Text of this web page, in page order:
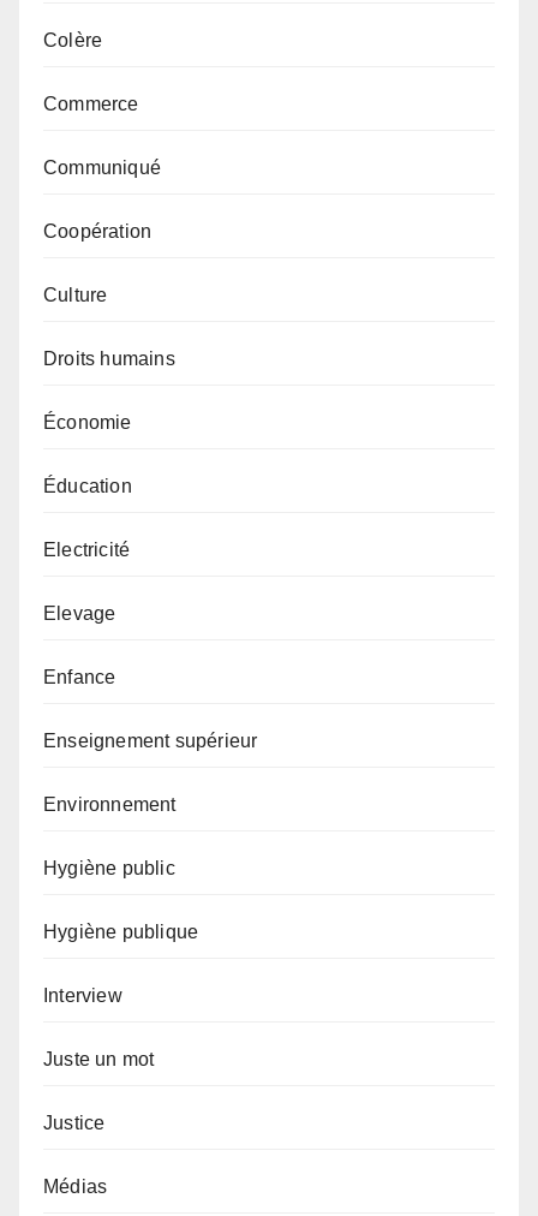
Colère
Commerce
Communiqué
Coopération
Culture
Droits humains
Économie
Éducation
Electricité
Elevage
Enfance
Enseignement supérieur
Environnement
Hygiène public
Hygiène publique
Interview
Juste un mot
Justice
Médias